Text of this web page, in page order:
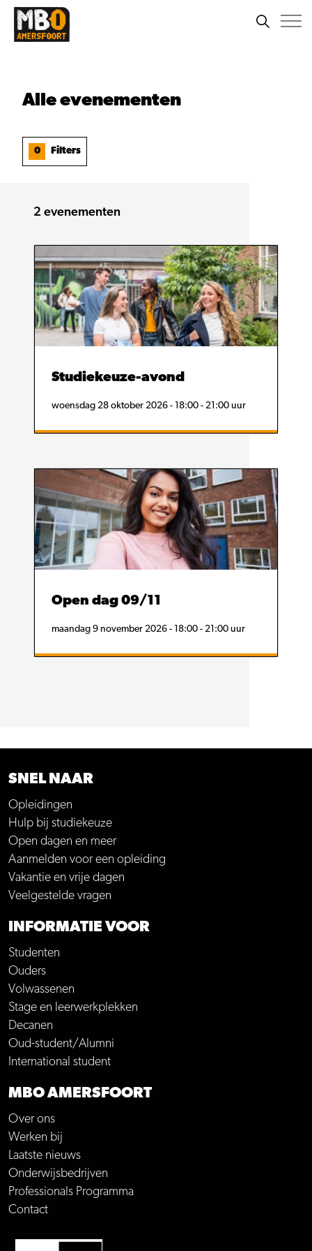
Alleevenementen
0 Filters
2 evenementen
Studiekeuze-avond
woensdag 28 oktober 2026 - 18:00 - 21:00 uur
Open dag 09/11
maandag 9 november 2026 - 18:00 - 21:00 uur
SNEL NAAR
Opleidingen
Hulp bij studiekeuze
Open dagen en meer
Aanmelden voor een opleiding
Vakantie en vrije dagen
Veelgestelde vragen
INFORMATIE VOOR
Studenten
Ouders
Volwassenen
Stage en leerwerkplekken
Decanen
Oud-student/Alumni
International student
MBO AMERSFOORT
Over ons
Werken bij
Laatste nieuws
Onderwijsbedrijven
Professionals Programma
Contact